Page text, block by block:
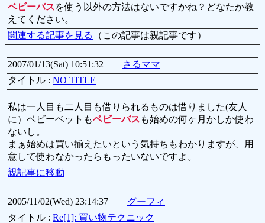
ベビーバスを使う以外の方法はないですかね？どなたか教
えてください。
関連する記事を見る
（この記事は親記事です）
2007/01/13(Sat) 10:51:32
さるママ
タイトル : NO TITLE
私は一人目も二人目も借りられるものは借りました(友人
に）ベビーベットもベビーバス も始めの何ヶ月かしか使わ
ないし。
まぁ始めは買い揃えたいという気持ちもわかりますが、用
意して使わなかったらもったいないですよ。
親記事に移動
2005/11/02(Wed) 23:14:37 グーフィ
タイトル : Re[1]: 買い物テクニック